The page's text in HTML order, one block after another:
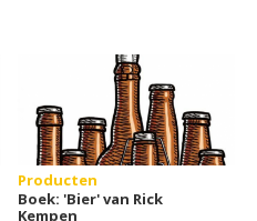
Producten
Boek: 'Bier' van Rick
Kempen